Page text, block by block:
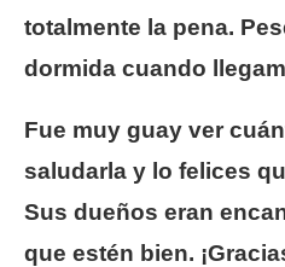
totalmente la pena.
dormida cuando
Fue muy guay ver
saludarla y lo felices
Sus dueños eran
que estén bien.